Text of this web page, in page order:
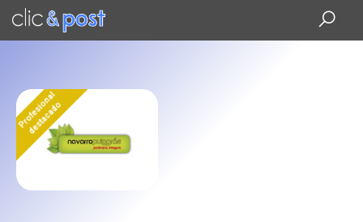
Saltar
contenido
Profesional
destacado